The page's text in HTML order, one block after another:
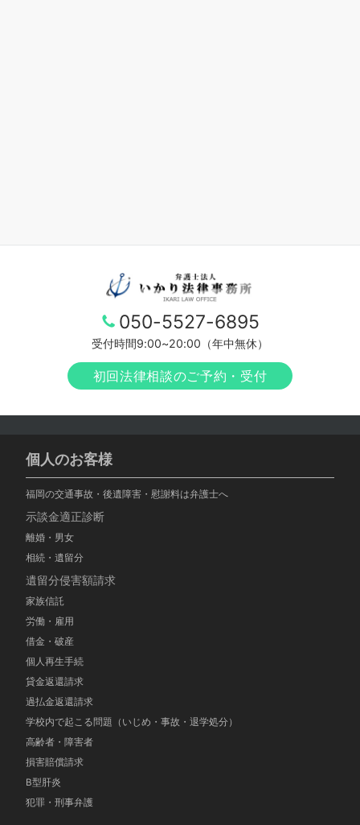
050-5527-6895
受付時間9:00~20:00（年中無休）
初回法律相談のご予約・受付
個人のお客様
福岡の交通事故・後遺障害・慰謝料は弁護士へ
示談金適正診断
離婚・男女
相続・遺留分
遺留分侵害額請求
家族信託
労働・雇用
借金・破産
個人再生手続
貸金返還請求
過払金返還請求
学校内で起こる問題（いじめ・事故・退学処分）
高齢者・障害者
損害賠償請求
B型肝炎
犯罪・刑事弁護